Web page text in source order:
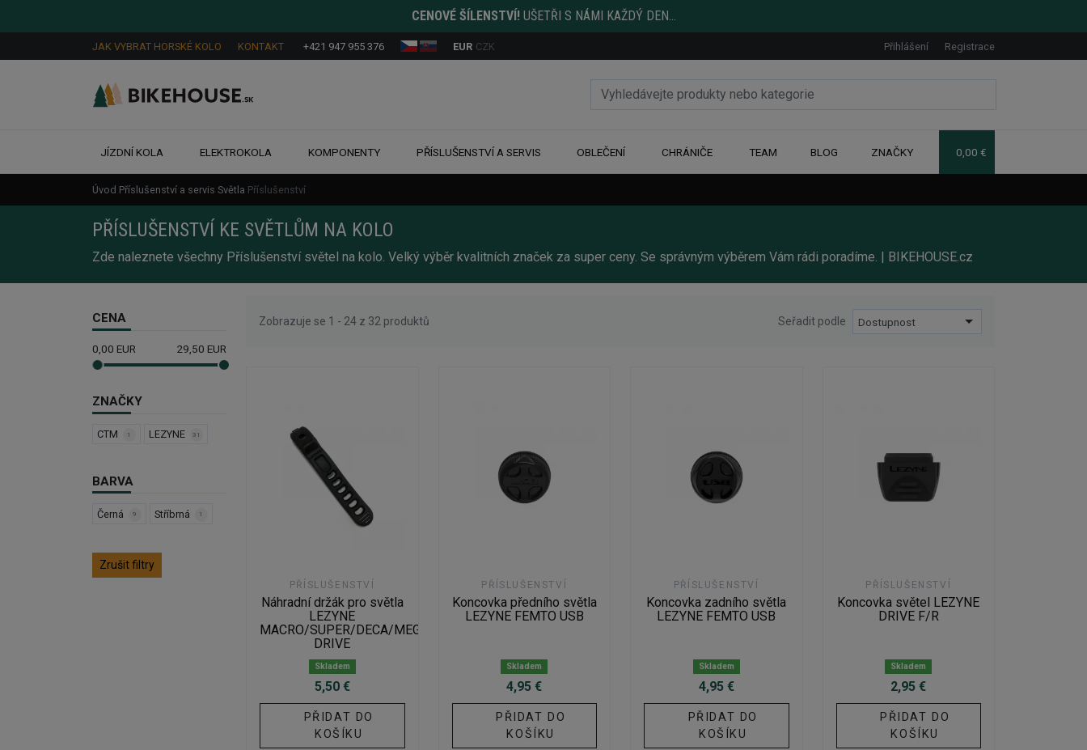
CENOVÉ ŠÍLENSTVÍ! UŠETŘI S NÁMI KAŽDÝ DEN...
JAK VYBRAT HORSKÉ KOLO KONTAKT +421 947 955 376 EUR CZK Přihlášení Registrace
JÍZDNÍ KOLA ELEKTROKOLA KOMPONENTY PŘÍSLUŠENSTVÍ A SERVIS OBLEČENÍ CHRÁNIČE TEAM BLOG ZNAČKY 0,00 €
Úvod Příslušenství a servis Světla Příslušenství
PŘÍSLUŠENSTVÍ KE SVĚTLŮM NA KOLO
Zde naleznete všechny Příslušenství světel na kolo. Velký výběr kvalitních značek za super ceny. Se správným výběrem Vám rádi poradíme. | BIKEHOUSE.cz
CENA
0,00 EUR 29,50 EUR
ZNAČKY
CTM 1 LEZYNE 31
BARVA
Černá 9 Stříbrná 1
Zrušit filtry
Zobrazuje se 1 - 24 z 32 produktů Seřadit podle Dostupnost
PŘÍSLUŠENSTVÍ
Náhradní držák pro světla
LEZYNE
MACRO/SUPER/DECA/MEGA
DRIVE
Skladem
5,50 €
PŘIDAT DO
KOŠÍKU
PŘÍSLUŠENSTVÍ
Koncovka předního světla
LEZYNE FEMTO USB
Skladem
4,95 €
PŘIDAT DO
KOŠÍKU
PŘÍSLUŠENSTVÍ
Koncovka zadního světla
LEZYNE FEMTO USB
Skladem
4,95 €
PŘIDAT DO
KOŠÍKU
PŘÍSLUŠENSTVÍ
Koncovka světel LEZYNE
DRIVE F/R
Skladem
2,95 €
PŘIDAT DO
KOŠÍKU